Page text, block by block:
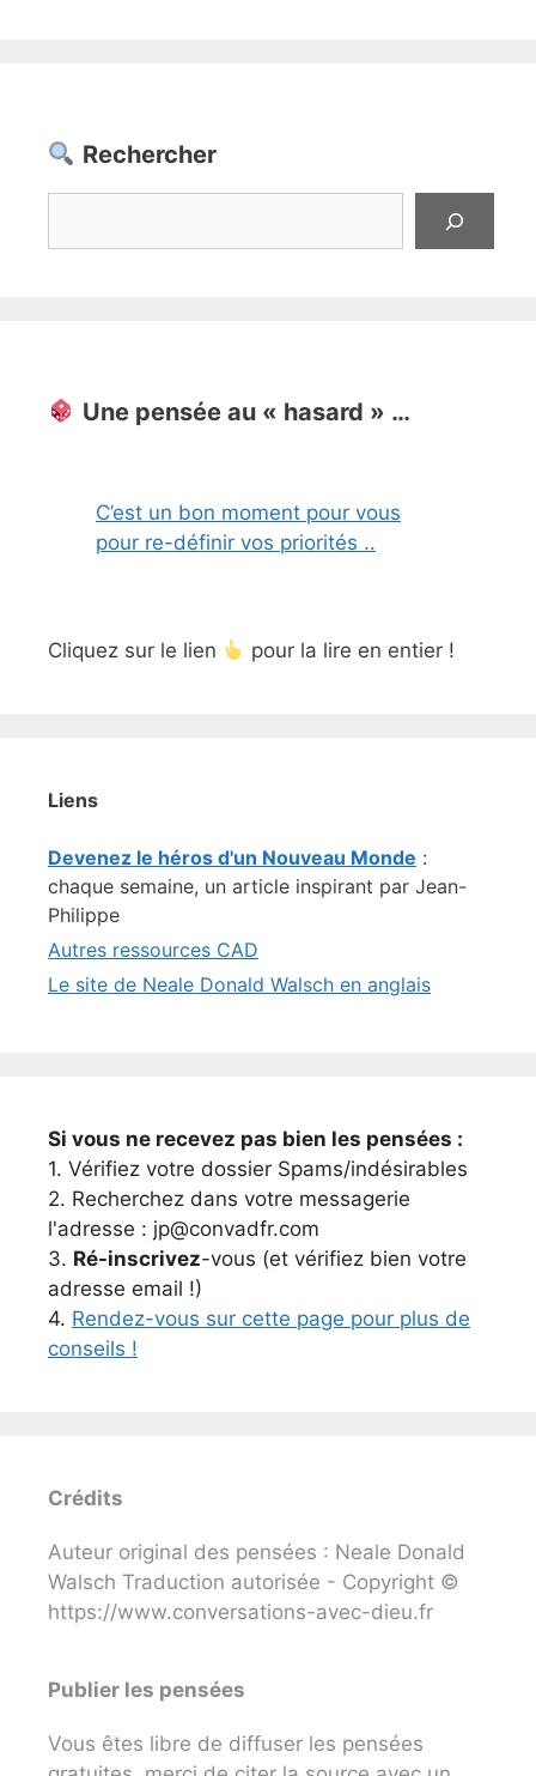
Rechercher
Une pensée au « hasard » …
C’est un bon moment pour vous
pour re-définir vos priorités ..
Cliquez sur le lien pour la lire en entier !
Liens
Devenez le héros d'un Nouveau Monde :
chaque semaine, un article inspirant par Jean-
Philippe
Autres ressources CAD
Le site de Neale Donald Walsch en anglais
Si vous ne recevez pas bien les pensées :
1. Vérifiez votre dossier Spams/indésirables
2. Recherchez dans votre messagerie
l'adresse : jp@convadfr.com
3. Ré-inscrivez-vous (et vérifiez bien votre
adresse email !)
4. Rendez-vous sur cette page pour plus de
conseils !
Crédits
Auteur original des pensées : Neale Donald
Walsch Traduction autorisée - Copyright ©
https://www.conversations-avec-dieu.fr
Publier les pensées
Vous êtes libre de diffuser les pensées